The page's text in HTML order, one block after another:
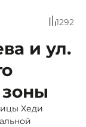
1292
и ул.
Хеди